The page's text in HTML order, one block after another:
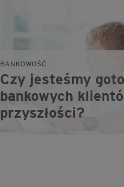
BANKOWOŚĆ
Czy jesteśmy
bankowych
przyszłości?